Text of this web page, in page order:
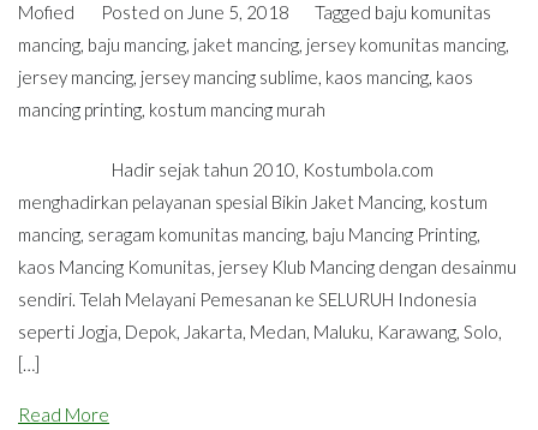
Mofied
Posted on June 5, 2018 Tagged baju komunitas
mancing, baju mancing, jaket mancing, jersey komunitas mancing,
jersey mancing, jersey mancing sublime, kaos mancing, kaos
mancing printing, kostum mancing murah
Hadir sejak tahun 2010, Kostumbola.com
menghadirkan pelayanan spesial Bikin Jaket Mancing, kostum
mancing, seragam komunitas mancing, baju Mancing Printing,
kaos Mancing Komunitas, jersey Klub Mancing dengan desainmu
sendiri. Telah Melayani Pemesanan ke SELURUH Indonesia
seperti Jogja, Depok, Jakarta, Medan, Maluku, Karawang, Solo,
[…]
Read More